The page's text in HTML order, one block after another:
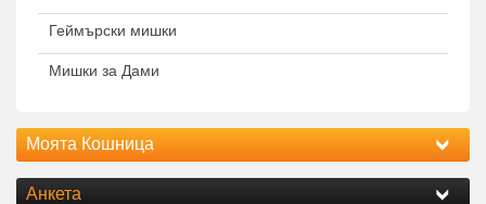
Геймърски мишки
Мишки за Дами
Моята Кошница
Анкета